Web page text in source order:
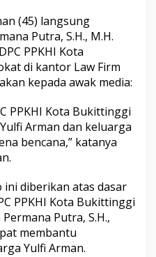
(45) langsung
Putra, S.H., M.H.
PPKHI Kota
di kantor Law Firm
kepada awak media:
PPKHI Kota Bukittinggi
Arman dan keluarga
bencana,” katanya
diberikan atas dasar
PPKHI Kota Bukittinggi
Putra, S.H.,
membantu
Yulfi Arman.